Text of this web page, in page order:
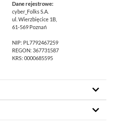
Dane rejestrowe:
cyber_Folks S.A.
ul. Wierzbięcice 1B,
61-569 Poznań
NIP: PL7792467259
REGON: 367731587
KRS: 0000685595